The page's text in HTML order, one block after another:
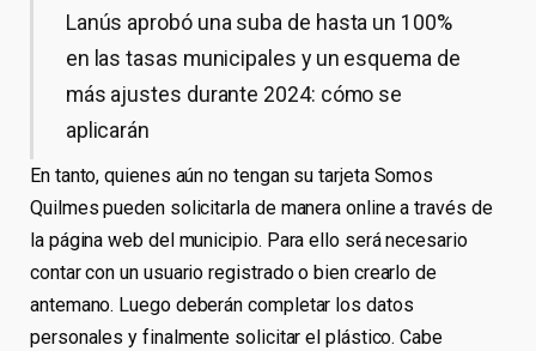
Lanús aprobó una suba de hasta un 100%
en las tasas municipales y un esquema de
más ajustes durante 2024: cómo se
aplicarán
En tanto, quienes aún no tengan su tarjeta Somos
Quilmes pueden solicitarla de manera online a través de
la página web del municipio. Para ello será necesario
contar con un usuario registrado o bien crearlo de
antemano. Luego deberán completar los datos
personales y finalmente solicitar el plástico. Cabe